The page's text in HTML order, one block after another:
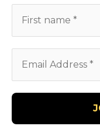
relevant experience
and repeat visits. By
the use of ALL the